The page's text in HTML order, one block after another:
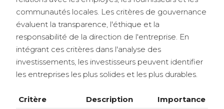
communautés locales. Les critères de gouvernance
évaluent la transparence, l'éthique et la
responsabilité de la direction de l'entreprise. En
intégrant ces critères dans l'analyse des
investissements, les investisseurs peuvent identifier
les entreprises les plus solides et les plus durables.
Critère Description Importance